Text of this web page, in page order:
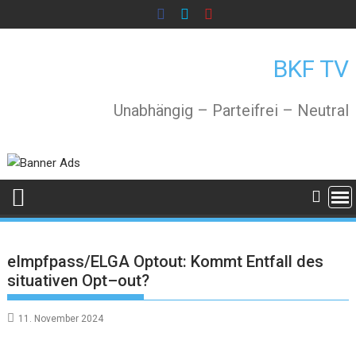
to
BKF TV
Unabhängig – Parteifrei – Neutral
eImpfpass/ELGA Optout: Kommt Entfall des
situativen Opt–out?
11. November 2024